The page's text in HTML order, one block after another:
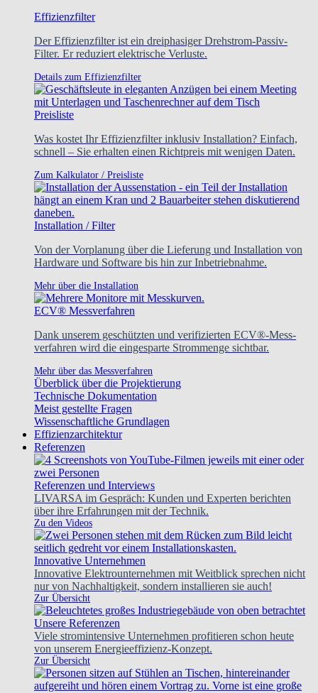
Effizienzfilter
Der Effizienzfilter ist ein dreiphasiger Drehstrom-Passiv-
Filter. Er reduziert elektrische Verluste.
Details zum Effizienzfilter
Preisliste
Was kostet Ihr Effizienzfilter inklusiv Installation? Einfach,
schnell – Sie erhalten einen Richtpreis mit wenigen Daten.
Zum Kalkulator / Preisliste
Installation / Filter
Von der Vorplanung über die Lieferung und Installation von
Hardware und Software bis hin zur Inbetriebnahme.
Mehr über die Installation
ECV® Messverfahren
Dank unserem geschützten und verifizierten ECV®-Mess-
verfahren wird die eingesparte Strommenge sichtbar.
Mehr über das Messverfahren
Überblick über die Projektierung
Technische Dokumentation
Meist gestellte Fragen
Wissenschaftliche Grundlagen
Effizienzarchitektur
Referenzen
Referenzen und Interviews
LIVARSA im Gespräch: Kunden und Experten berichten
über ihre Erfahrungen mit der Technik.
Zu den Videos
Innovative Unternehmen
Innovative Elektrounternehmen mit Weitblick sprechen nicht
nur von Nachhaltigkeit, sondern installieren sie auch!
Zur Übersicht
Unsere Referenzen
Viele stromintensive Unternehmen profitieren schon heute
von unserem Energieeffizienz-Konzept.
Zur Übersicht